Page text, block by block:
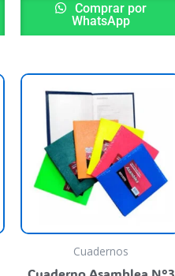
Comprar por
WhatsApp
Cuadernos